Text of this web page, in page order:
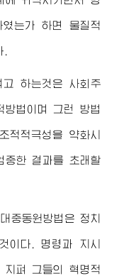
는가 하면 물질적
고 하는것은 사회주
방법이며 그런 방법
적적극성을 약화시
중한 결과를 초래할
중동원방법은 정치
이다. 명령과 지시
지펴 그들의 혁명적